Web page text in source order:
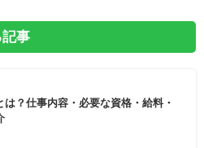
事
は？仕事内容・必要な資格・給料・